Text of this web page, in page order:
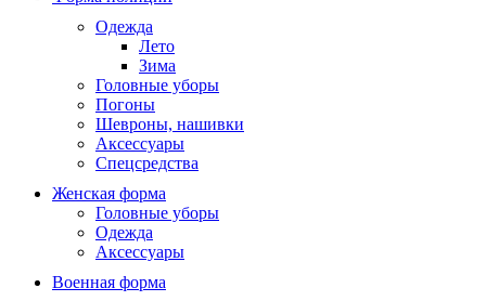
Одежда
Лето
Зима
Головные уборы
Погоны
Шевроны, нашивки
Аксессуары
Спецсредства
Женская форма
Головные уборы
Одежда
Аксессуары
Военная форма